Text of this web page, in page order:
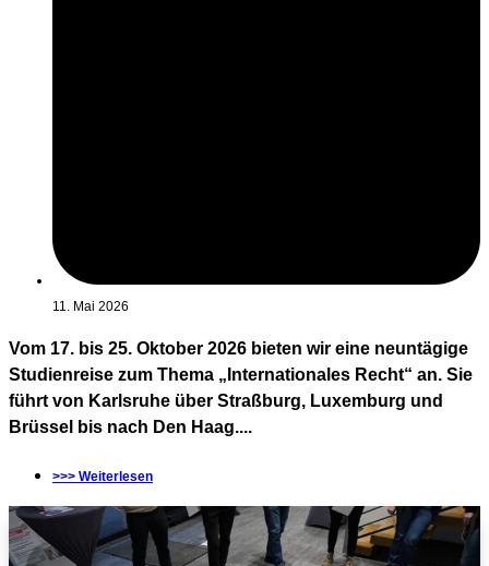
11. Mai 2026
Vom 17. bis 25. Oktober 2026 bieten wir eine neuntägige
Studienreise zum Thema „Internationales Recht“ an. Sie
führt von Karlsruhe über Straßburg, Luxemburg und
Brüssel bis nach Den Haag....
>>> Weiterlesen